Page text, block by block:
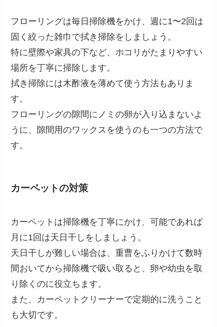
フローリングは毎日掃除機をかけ、週に1〜2回は
固く絞った雑巾で拭き掃除をしましょう。
特に壁際や家具の下など、ホコリがたまりやすい
場所を丁寧に掃除します。
拭き掃除には木酢液を薄めて使う方法もありま
す。
フローリングの隙間にノミの卵が入り込まないよ
うに、隙間用のワックスを使うのも一つの方法で
す。
カーペットの対策
カーペットは掃除機を丁寧にかけ、可能であれば
月に1回は天日干しをしましょう。
天日干しが難しい場合は、重曹をふりかけて数時
間おいてから掃除機で吸い取ると、卵や幼虫を取
り除くのに役立ちます。
また、カーペットクリーナーで定期的に洗うこと
も大切です。